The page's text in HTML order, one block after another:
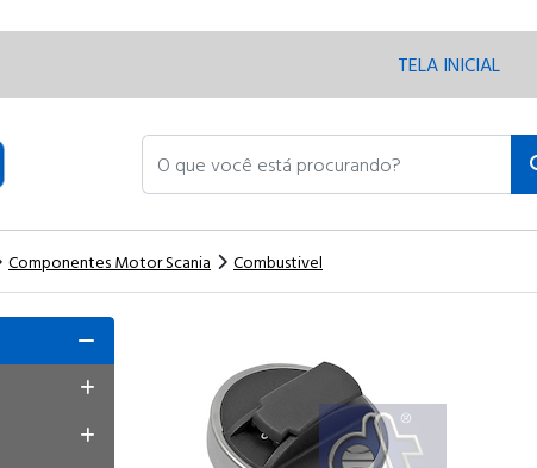
TELA INICIAL
O que você está procurando?
Componentes Motor Scania Combustivel